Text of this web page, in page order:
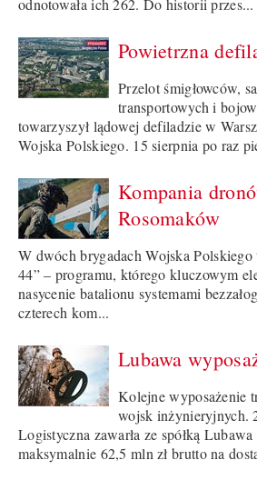
odnotowała ich 262. Do historii przes...
Powietrzna
Przelot śmigłowców,
transportowych i
towarzyszył lądowej defiladzie w
Wojska Polskiego. 15 sierpnia po raz
Kompania
Rosomaków
W dwóch brygadach Wojska
44” – programu, którego kluczowym
nasycenie batalionu systemami
czterech kom...
Lubawa
Kolejne wyposażenie
wojsk inżynieryjnych.
Logistyczna zawarła ze spółką
maksymalnie 62,5 mln zł brutto na